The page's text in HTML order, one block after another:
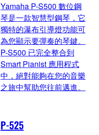
Yamaha P-S500 數位鋼
琴是一款智慧型鋼琴，它
獨特的瀑布引導燈功能可
為您顯示要彈奏的琴鍵。
P-S500 已完全整合到
Smart Pianist 應用程式
中，絕對能夠在您的音樂
之旅中幫助您往前邁進。
P-525